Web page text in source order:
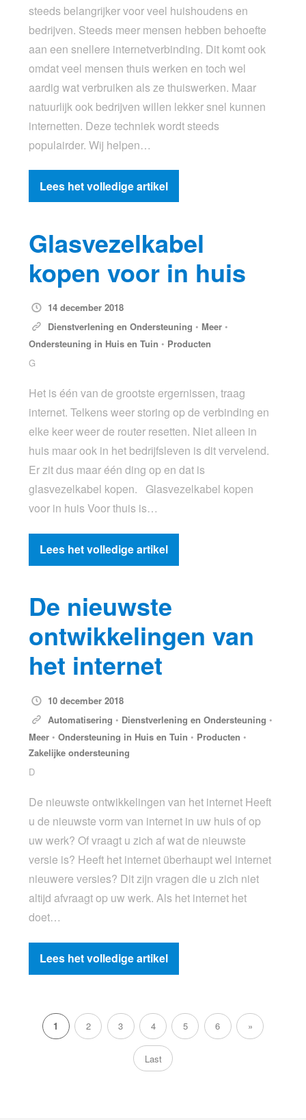
steeds belangrijker voor veel huishoudens en
bedrijven. Steeds meer mensen hebben behoefte
aan een snellere internetverbinding. Dit komt ook
omdat veel mensen thuis werken en toch wel
aardig wat verbruiken als ze thuiswerken. Maar
natuurlijk ook bedrijven willen lekker snel kunnen
internetten. Deze techniek wordt steeds
populairder. Wij helpen…
Lees het volledige artikel
Glasvezelkabel
kopen voor in huis
14 december 2018
Dienstverlening en Ondersteuning • Meer•
Ondersteuning in Huis en Tuin • Producten
G
Het is één van de grootste ergernissen, traag
internet. Telkens weer storing op de verbinding en
elke keer weer de router resetten. Niet alleen in
huis maar ook in het bedrijfsleven is dit vervelend.
Er zit dus maar één ding op en dat is
glasvezelkabel kopen. Glasvezelkabel kopen
voor in huis Voor thuis is…
Lees het volledige artikel
De nieuwste
ontwikkelingen van
het internet
10 december 2018
Automatisering • Dienstverlening en Ondersteuning •
Meer •Ondersteuning in Huis en Tuin • Producten •
Zakelijke ondersteuning
D
De nieuwste ontwikkelingen van het internet Heeft
u de nieuwste vorm van internet in uw huis of op
uw werk? Of vraagt u zich af wat de nieuwste
versie is? Heeft het internet überhaupt wel internet
nieuwere versies? Dit zijn vragen die u zich niet
altijd afvraagt op uw werk. Als het internet het
doet…
Lees het volledige artikel
1 2 3 4 5 6 »
Last